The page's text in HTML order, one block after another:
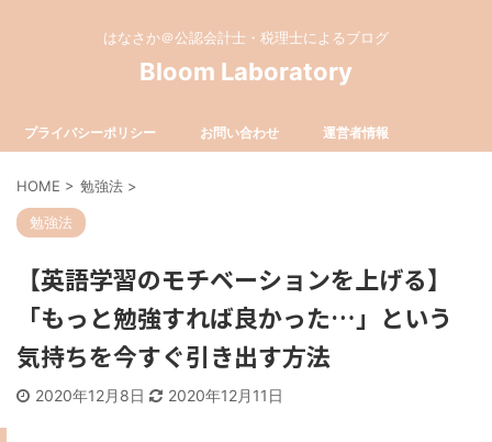
はなさか＠公認会計士・税理士によるブログ
Bloom Laboratory
プライバシーポリシー お問い合わせ 運営者情報
HOME > 勉強法 >
勉強法
【英語学習のモチベーションを上げる】
「もっと勉強すれば良かった…」という
気持ちを今すぐ引き出す方法
2020年12月8日 2020年12月11日